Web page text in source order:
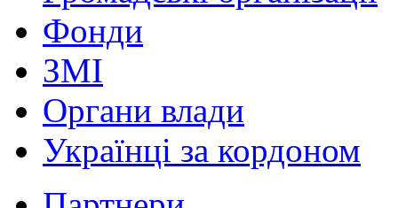
Фонди
ЗМІ
Органи влади
Українці за кордоном